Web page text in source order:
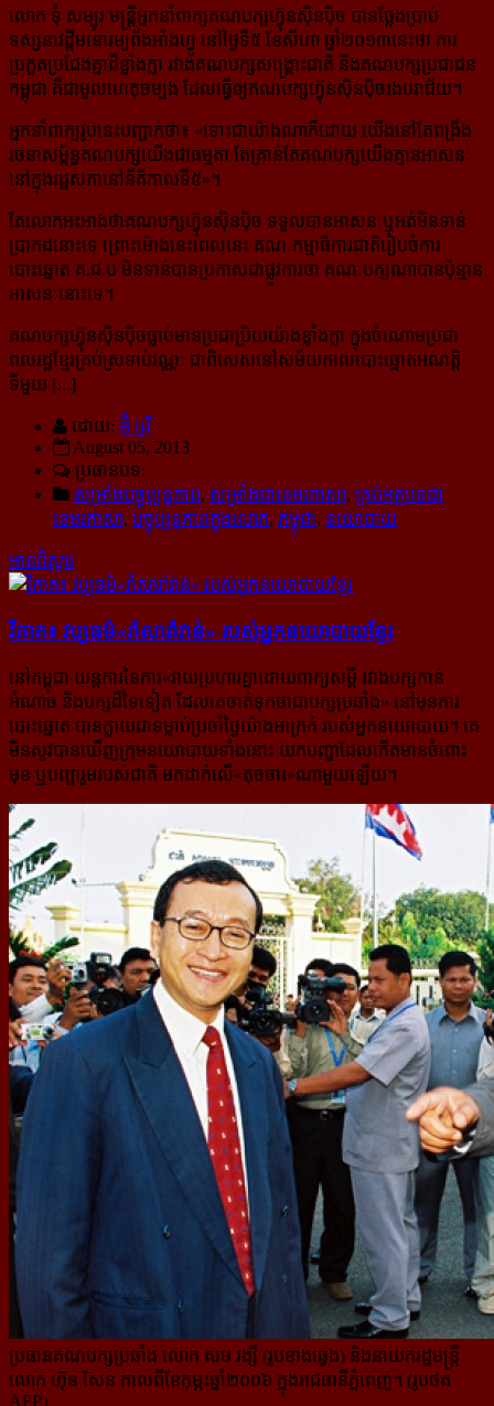
លោក ទុំ សម្បុរ មន្រ្តីអ្នកនាំពាក្សគណបក្សហ៊្វុនស៊ិនប៉ិច បានថ្លែងប្រាប់
ទស្សនាវដ្តីមនោរម្យព័ងអាំងហ្វូ នៅថ្ងៃទី៥ ខែសីហា ឆ្នាំ២០១៣នេះថា ការ
ប្រកួតប្រជែងគ្នាដ៏ខ្លាំងក្លា រវាងគណបក្សសង្រ្គោះជាតិ និងគណបក្សប្រជាជន
កម្ពុជា គឺជាមូលហេតុ​ចម្បង ដែលធ្វើឲ្យគណបក្សហ៊្វុនស៊ិនប៉ិចរងបរាជ័យ។
អ្នកនាំពាក្យរូបនេះបញ្ជាក់ថា៖ «ទោះជាយ៉ាងណាក៏ដោយ យើងនៅតែពង្រឹង
រចនាសម្ព័ន្ធគណបក្សយើងជាធម្មតា តែគ្រាន់​តែគណបក្សយើងគ្មានអាសនៈ
នៅក្នុងរដ្ឋសភានៅនីតិកាលទី៥»។
តែលោកអះអាងថាគណបក្សហ៊្វុនស៊ិនប៉ិច ទទួលបានអាសនៈឬអត់មិនទាន់
ប្រាកដនោះទេ ព្រោះម៉ោងនេះពេលនេះ គណៈកម្មាធិការជាតិរៀបចំការ
បោះឆ្នោត គ.ជ.ប មិនទាន់បានប្រកាសជាផ្លូវការថា គណៈបក្សណាបានប៉ុន្មាន
អាសនៈ​នោះទេ។
គណបក្សហ៊្វុនស៊ិនប៉ិចធ្លាប់មានប្រជាប្រិយយ៉ាងខ្លាំងក្លា ក្នុងចំណោមប្រជា
ពលរដ្ឋខ្មែរគ្រប់ស្រទាប់វណ្ណៈ ជាពិសេសនៅ​សម័យកាលបោះឆ្នោតអណត្តិ
ទីមួយ [...]
ដោយ: អ៊ុំ បូរី
August 05, 2013
ប្រធានបទ:
សម្រាំងបច្ចុប្បន្នភាព, សម្រាំងជាខេមរភាសា, គ្រប់អត្ថបទជា
ខេមរភាសា, បច្ចុប្បន្នភាពក្នុងលោក, កម្ពុជា, នយោបាយ
អានពិស្ដារ
វិភាគ៖ វប្បធម៌​«រាំសារ៉ាវាន់» របស់​អ្នក​នយោបាយ​ខ្មែរ
នៅកម្ពុជា យន្តការនៃការ«វាយប្រហារគ្នាដោយពាក្យសម្តី រវាងបក្សកាន់
អំណាច និងបក្សដ៏ទៃទៀត ដែលគេចាត់ទុកថាជា​បក្សប្រឆាំង» នៅមុនការ
បោះឆ្នោត បានក្លាយជាទម្លាប់ប្រចាំថ្ងៃយ៉ាងអាក្រក់ របស់អ្នកនយោបាយ។ គេ
មិនសូវបានឃើញ​ក្រុមនយោបាយទាំងនោះ យកបញ្ហាដែលកើតមានចំពោះ
មុខ ឬបញ្ហារួមរបស់ជាតិ មកដាក់លើ«តុចចារ»ណាមួយឡើយ។
ប្រធានគណបក្សប្រឆាំង លោក សម រង្សី (រូបខាងឆ្វេង) និងនាយករដ្ឋមន្ត្រី
លោក ហ៊ុន សែន កាលពីខែកុម្ភះឆ្នាំ២០០៦ ក្នុងរាជធានីភ្នំពេញ។ (រូបថត
AFP)